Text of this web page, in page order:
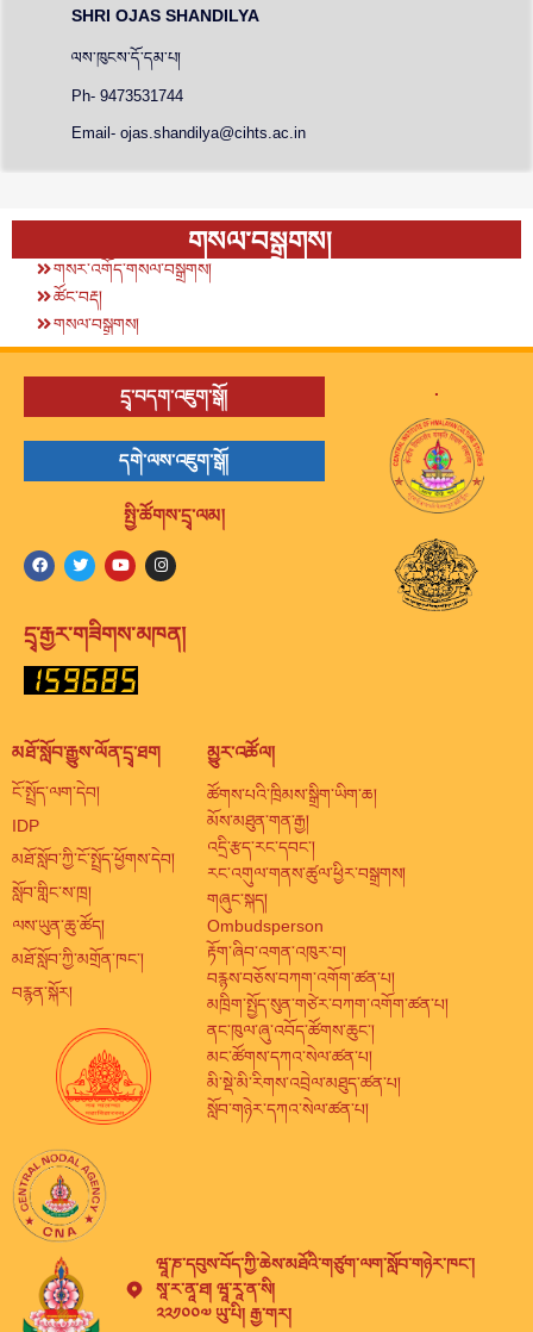
SHRI OJAS SHANDILYA
ལས་ཁུངས་དོ་དམ་པ།
Ph- 9473531744
Email- ojas.shandilya@cihts.ac.in
གསལ་བསྒྲགས།
གསར་འགོད་གསལ་བསྒྲགས།
ཚོང་བརྡ།
གསལ་བསྒྲགས།
དྲྭ་བདག་འཇུག་སྒོ།
དགེ་ལས་འཇུག་སྒོ།
སྤྱི་ཚོགས་དྲྭ་ལམ།
དྲྭ་རྒྱར་གཟིགས་མཁན།
མཐོ་སློབ་རྒྱུས་ལོན་དྲྭ་ཐག
ངོ་སྤྲོད་ལག་དེབ།
IDP
མཐོ་སློབ་ཀྱི་ངོ་སྤྲོད་ཕྱོགས་དེབ།
སློབ་གླིང་ས་ཁྲ།
ལས་ཡུན་ཆུ་ཚོད།
མཐོ་སློབ་ཀྱི་མགྲོན་ཁང་།
བརྙན་སྐོར།
མྱུར་འཚོལ།
ཚོགས་པའི་ཁྲིམས་སྒྲིག་ཡིག་ཆ།
མོས་མཐུན་གན་རྒྱ།
འདྲི་རྩད་རང་དབང་།
རང་འགུལ་གནས་ཚུལ་ཕྱིར་བསྒྲགས།
གཞུང་སྐད།
Ombudsperson
རྟོག་ཞིབ་འགན་འཁུར་བ།
བརྙས་བཅོས་བཀག་འགོག་ཚན་པ།
མཁྲིག་སྤྱོད་སུན་གཙེར་བཀག་འགོག་ཚན་པ།
ནང་ཁུལ་ཞུ་འབོད་ཚོགས་ཆུང་།
མང་ཚོགས་དཀའ་སེལ་ཚན་པ།
མི་སྡེ་མི་རིགས་འབྲེལ་མཐུད་ཚན་པ།
སློབ་གཉེར་དཀའ་སེལ་ཚན་པ།
ཝཱ་ཎ་དབུས་བོད་ཀྱི་ཆེས་མཐོའི་གཙུག་ལག་སློབ་གཉེར་ཁང་།
སཱ་ར་ནཱ་ཐ། ཝཱ་རཱ་ན་སི།
༢༢༡༠༠༧ ཡུ་པི། རྒྱ་གར།